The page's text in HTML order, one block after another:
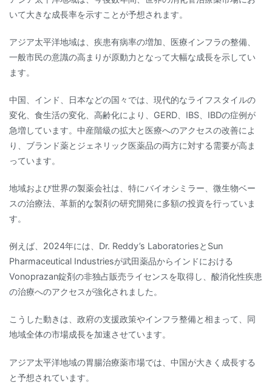
いて大きな成長率を示すことが予想されます。
アジア太平洋地域は、疾患有病率の増加、医療インフラの整備、
一般市民の意識の高まりが原動力となって大幅な成長を示してい
ます。
中国、インド、日本などの国々では、現代的なライフスタイルの
変化、食生活の変化、高齢化により、GERD、IBS、IBDの症例が
急増しています。中産階級の拡大と医療へのアクセスの改善によ
り、ブランド薬とジェネリック医薬品の両方に対する需要が高ま
っています。
地域および世界の製薬会社は、特にバイオシミラー、微生物ベー
スの治療法、革新的な製剤の研究開発に多額の投資を行っていま
す。
例えば、2024年には、Dr. Reddy’s LaboratoriesとSun
Pharmaceutical Industriesが武田薬品からインドにおける
Vonoprazan錠剤の非独占販売ライセンスを取得し、酸消化性疾患
の治療へのアクセスが強化されました。
こうした動きは、政府の支援政策やインフラ整備と相まって、同
地域全体の市場成長を加速させています。
アジア太平洋地域の胃腸治療薬市場では、中国が大きく成長する
と予想されています。